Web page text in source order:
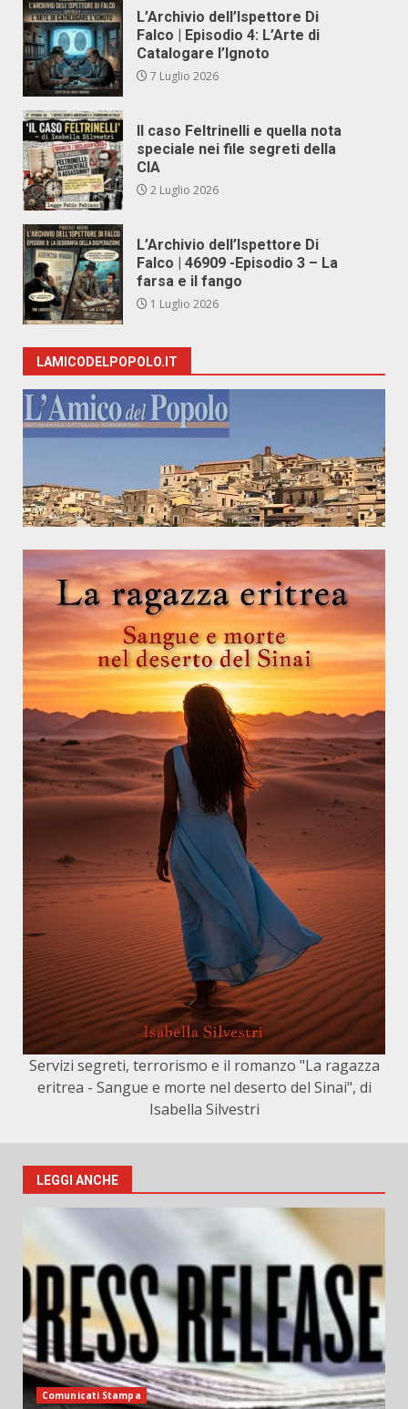
L’Archivio dell’Ispettore Di
Falco | Episodio 4: L’Arte di
Catalogare l’Ignoto
7 Luglio 2026
Il caso Feltrinelli e quella nota
speciale nei file segreti della
CIA
2 Luglio 2026
L’Archivio dell’Ispettore Di
Falco | 46909 -Episodio 3 – La
farsa e il fango
1 Luglio 2026
LAMICODELPOPOLO.IT
Servizi segreti, terrorismo e il romanzo "La ragazza
eritrea - Sangue e morte nel deserto del Sinai", di
Isabella Silvestri
LEGGI ANCHE
Comunicati Stampa